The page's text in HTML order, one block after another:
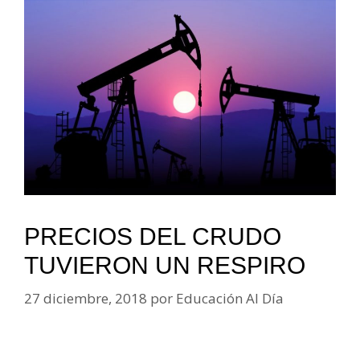
PRECIOS DEL CRUDO
TUVIERON UN RESPIRO
27 diciembre, 2018 por Educación Al Día